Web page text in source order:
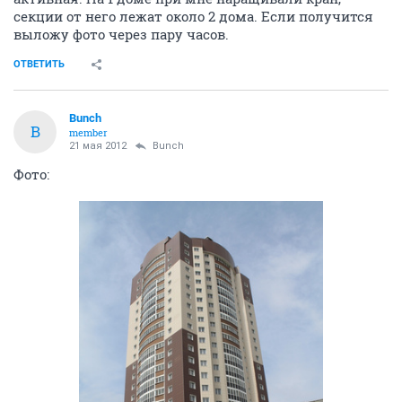
секции от него лежат около 2 дома. Если получится
выложу фото через пару часов.
ОТВЕТИТЬ
B
Bunch
member
21 мая 2012 Bunch
Фото: